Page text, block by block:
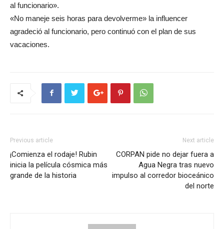
al funcionario».
«No maneje seis horas para devolverme» la influencer
agradeció al funcionario, pero continuó con el plan de sus
vacaciones.
Previous article
¡Comienza el rodaje! Rubin
inicia la película cósmica más
grande de la historia
Next article
CORPAN pide no dejar fuera a
Agua Negra tras nuevo
impulso al corredor bioceánico
del norte